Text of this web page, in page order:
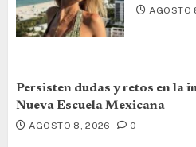
AGOSTO
Persisten dudas y retos en la
Nueva Escuela Mexicana
AGOSTO 8, 2026 0